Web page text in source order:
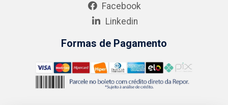
Facebook
Linkedin
Formas de Pagamento